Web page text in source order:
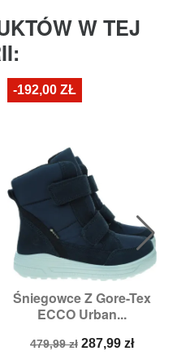
W TEJ
Śniegowce Z Gore-Tex
ECCO Urban...
Cena
479,99 zł Cena
287,99 zł
-192,00 ZŁ